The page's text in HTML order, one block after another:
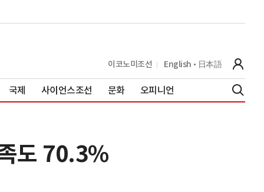
이코노미조선 English 日本語
국제 사이언스조선 문화 오피니언
도 70.3%